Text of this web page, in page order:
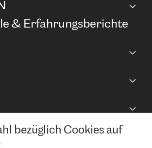
bezüglich Cookies auf
& Erfahrungsberichte
Private Network
(Border Gateway Protocol)